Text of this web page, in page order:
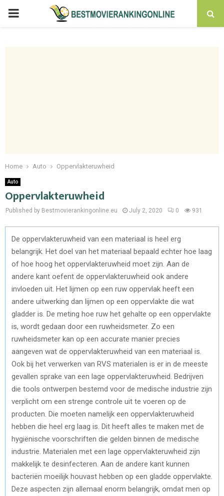
PRIMARY
Home Auto Oppervlakteruwheid
Auto
Oppervlakteruwheid
Published by Bestmovierankingonline.eu July 2, 2020 0 931
De oppervlakteruwheid van een materiaal is heel erg
belangrijk. Het doel van het materiaal bepaald echter hoe laag
of hoe hoog het oppervlakteruwheid moet zijn. Aan de
andere kant oefent de oppervlakteruwheid ook andere
invloeden uit. Het lijmen op een ruw oppervlak heeft een
andere uitwerking dan lijmen op een oppervlakte die wat
gladder is. De meting hoe ruw het gehalte op een oppervlakte
is, wordt gedaan door een ruwheidsmeter. Zo een
ruwheidsmeter kan op een accurate manier precies
aangeven wat de oppervlakteruwheid van een materiaal is.
Ook bij het verwerken van RVS materialen is er in de meeste
gevallen sprake van een lage oppervlakteruwheid. Bedrijven
die tools ontwerpen bestemd voor de medische industrie zijn
verplicht om een strenge controle uit te voeren op de
producten. Die moeten namelijk een oppervlakteruwheid
hebben die heel erg laag is. Dit heeft alles te maken met de
hygiënische voorschriften die gelden binnen de medische
industrie. Materialen met een lage oppervlakteruwheid zijn
makkelijk te desinfecteren. Aan de andere kant kunnen
bacteriën moeilijk houvast hebben op een gladde oppervlakte.
Deze aspecten zijn allemaal enorm belangrijk, omdat men op